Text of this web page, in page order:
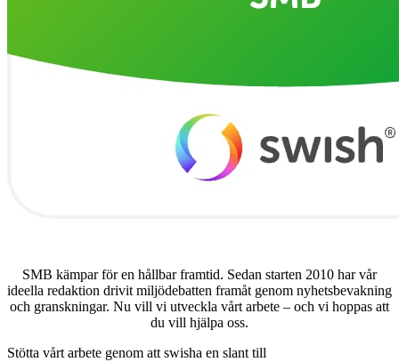
SMB kämpar för en hållbar framtid. Sedan starten 2010 har vår
ideella redaktion drivit miljödebatten framåt genom nyhetsbevakning
och granskningar. Nu vill vi utveckla vårt arbete – och vi hoppas att
du vill hjälpa oss.
Stötta vårt arbete genom att swisha en slant till